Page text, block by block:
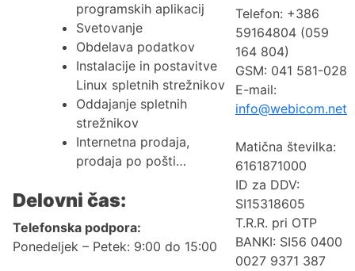
programskih aplikacij
Svetovanje
Obdelava podatkov
Instalacije in postavitve
Linux spletnih strežnikov
Oddajanje spletnih
strežnikov
Internetna prodaja,
prodaja po pošti…
Delovni čas:
Telefonska podpora:
Ponedeljek – Petek: 9:00 do 15:00
Telefon: +386
59164804 (059
164 804)
GSM: 041 581-028
E-mail:
info@webicom.net
Matična številka:
6161871000
ID za DDV:
SI15318605
T.R.R. pri OTP
BANKI: SI56 0400
0027 9371 387